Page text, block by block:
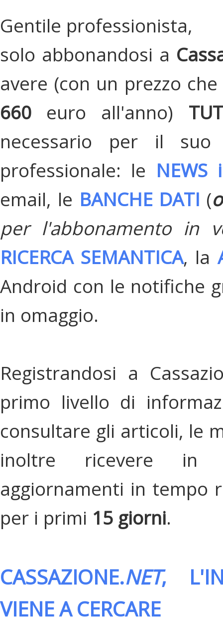
Gentile professionista,
solo abbonandosi a
avere (con un prezzo
660 euro all'anno)
necessario per il suo
professionale: le
email, le BANCHE DATI (
per l'abbonamento in
RICERCA SEMANTICA, la
Android con le notifiche
in omaggio.
Registrandosi a
primo livello di
consultare gli articoli, le
inoltre ricevere in
aggiornamenti in tempo
per i primi 15 giorni.
CASSAZIONE.NET,
VIENE A CERCARE